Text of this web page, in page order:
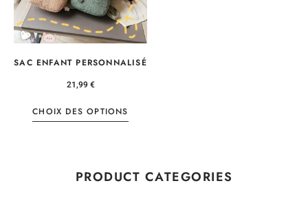
PRODUCT CATEGORIES
SAC ENFANT PERSONNALISÉ
21,99€
CHOIX DES OPTIONS